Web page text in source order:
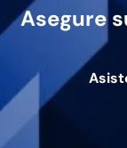
Asegure